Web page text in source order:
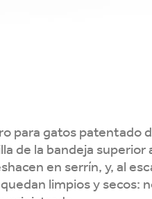
para gatos patentado
de la bandeja superior
en serrín, y, al
limpios y secos: